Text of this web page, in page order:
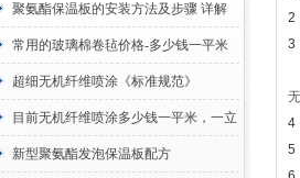
聚氨酯保温板的安装方法及步骤 详解
常用的玻璃棉卷毡价格-多少钱一平米
超细无机纤维喷涂《标准规范》
目前无机纤维喷涂多少钱一平米，一立
方 价格计算
新型聚氨酯发泡保温板配方
2
3
4
5